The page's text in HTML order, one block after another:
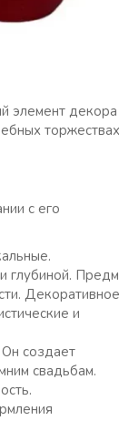
элемент декора
торжествах
с его
глубиной.
Декоративное
и
Он создает
свадьбам.